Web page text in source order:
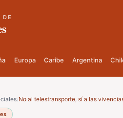
DE
Europa Caribe Argentina
/No al telestransporte, sí a las